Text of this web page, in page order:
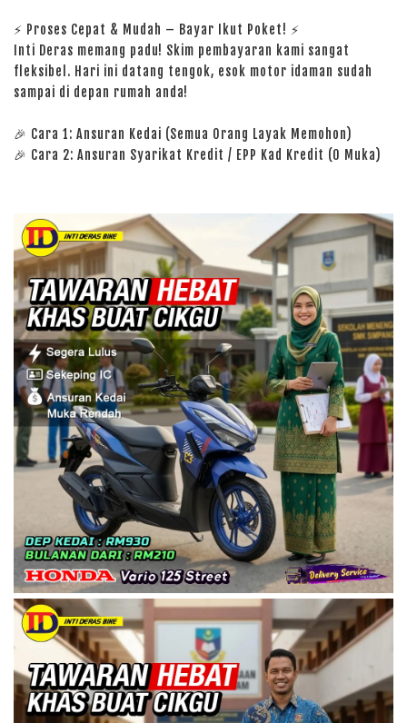
⚡ Proses Cepat & Mudah – Bayar Ikut Poket! ⚡
Inti Deras memang padu! Skim pembayaran kami sangat
fleksibel. Hari ini datang tengok, esok motor idaman sudah
sampai di depan rumah anda!
🎉 Cara 1: Ansuran Kedai (Semua Orang Layak Memohon)
🎉 Cara 2: Ansuran Syarikat Kredit / EPP Kad Kredit (0 Muka)